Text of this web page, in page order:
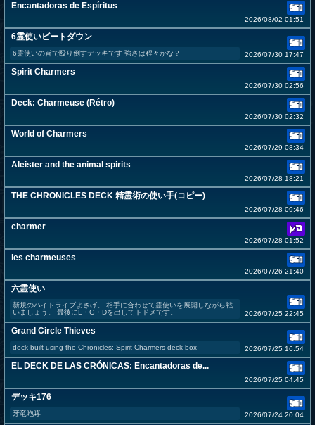
Encantadoras de Espíritus
2026/08/02 01:51
6霊使いビートダウン
6霊使いの皆で殴り倒すデッキです 強さは程々かな？ 2026/07/30 17:47
Spirit Charmers
2026/07/30 02:56
Deck: Charmeuse (Rétro)
2026/07/30 02:32
World of Charmers
2026/07/29 08:34
Aleister and the animal spirits
2026/07/28 18:21
THE CHRONICLES DECK 精霊術の使い手(コピー)
2026/07/28 09:46
charmer
2026/07/28 01:52
les charmeuses
2026/07/26 21:40
六霊使い
新規のハイドライブよさげ。 相手に合わせて霊使いを展開しながら戦
いましょう。 最後にL・G・Dを出してトドメです。
2026/07/25 22:45
Grand Circle Thieves
deck built using the Chronicles: Spirit Charmers deck box 2026/07/25 16:54
EL DECK DE LAS CRÓNICAS: Encantadoras de...
2026/07/25 04:45
デッキ176
牙竜咆哮 2026/07/24 20:04